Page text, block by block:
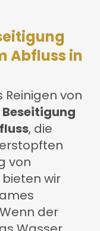
Abfluss in
von
Beseitigung
, die
von
wir
der